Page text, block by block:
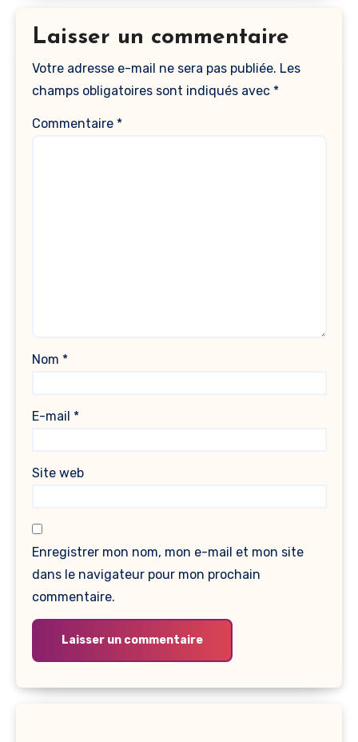
Laisser un commentaire
Votre adresse e-mail ne sera pas publiée. Les
champs obligatoires sont indiqués avec *
Commentaire *
Nom *
E-mail *
Site web
Enregistrer mon nom, mon e-mail et mon site
dans le navigateur pour mon prochain
commentaire.